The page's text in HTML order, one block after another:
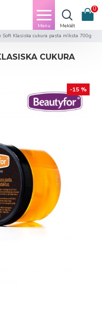
0
Soft Klasiska cukura pasta mīksta 700g
CUKURA
-15 %